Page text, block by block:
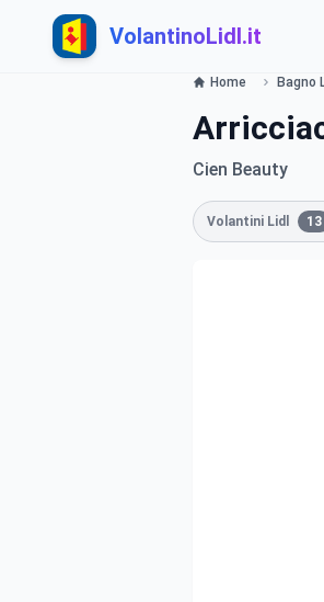
VolantinoLidl.it
Home Bagno
Cien Beauty
Volantini Lidl 13